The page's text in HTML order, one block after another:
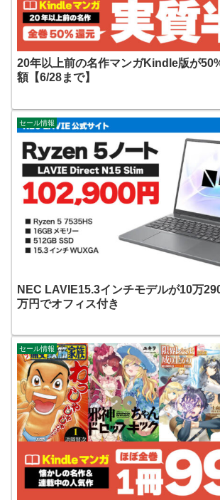
20年以上前の名作マンガKindle版が
額【6/28まで】
セール情報
NEC LAVIE15.3インチモデルが10万
万円でオフィス付き
セール情報